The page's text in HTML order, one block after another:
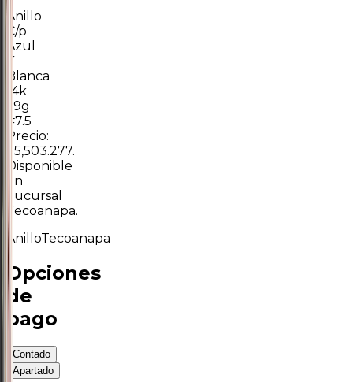
Anillo
C/p
Azul
Y
Blanca
14k
1.9g
#7.5
Precio:
$5,503.277.
Disponible
en
Sucursal
Tecoanapa.
AnilloTecoanapa
Opciones
de
pago
Contado
Apartado